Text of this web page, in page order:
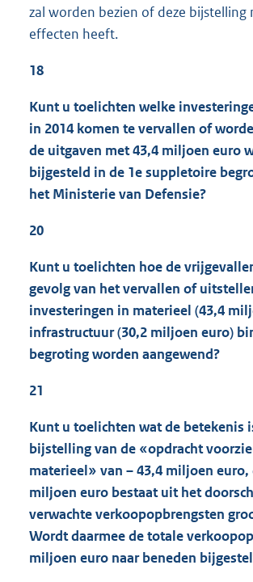
zal worden bezien of deze bijstelling
effecten heeft.
18
Kunt u toelichten welke
in 2014 komen te vervallen of
de uitgaven met 43,4 miljoen euro
bijgesteld in de 1e suppletoire
het Ministerie van Defensie?
20
Kunt u toelichten hoe de
gevolg van het vervallen of
investeringen in materieel (43,4
infrastructuur (30,2 miljoen euro)
begroting worden aangewend?
21
Kunt u toelichten wat de betekenis
bijstelling van de «opdracht
materieel» van – 43,4 miljoen euro,
miljoen euro bestaat uit het
verwachte verkoopopbrengsten
Wordt daarmee de totale
miljoen euro naar beneden